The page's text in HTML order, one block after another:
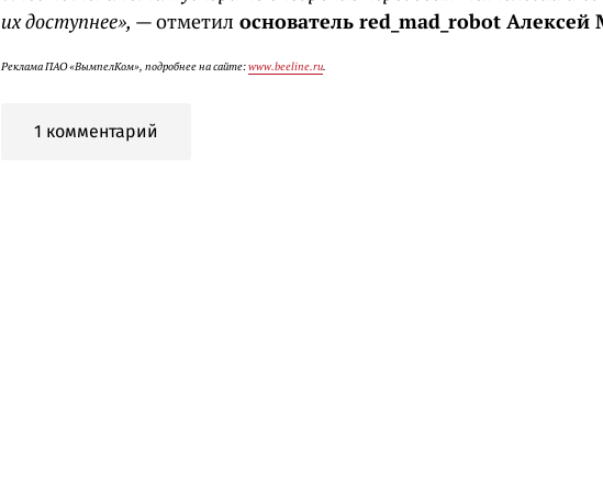
их доступнее», — отметил основатель red_mad_robot
Реклама ПАО «ВымпелКом», подробнее на сайте:www.beeline.ru.
1 комментарий